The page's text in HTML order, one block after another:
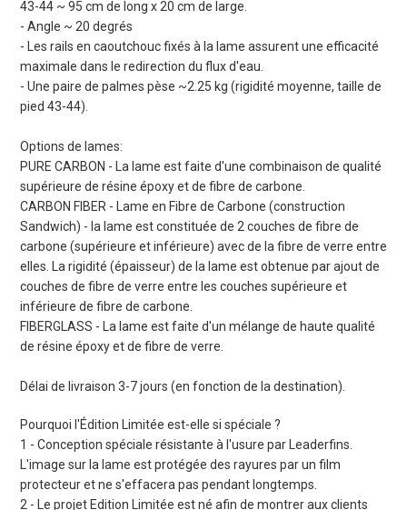
43-44 ~ 95 cm de long x 20 cm de large.
- Angle ~ 20 degrés
- Les rails en caoutchouc fixés à la lame assurent une efficacité
maximale dans le redirection du flux d'eau.
- Une paire de palmes pèse ~2.25 kg (rigidité moyenne, taille de
pied 43-44).
Options de lames:
PURE CARBON - La lame est faite d'une combinaison de qualité
supérieure de résine époxy et de fibre de carbone.
CARBON FIBER - Lame en Fibre de Carbone (construction
Sandwich) - la lame est constituée de 2 couches de fibre de
carbone (supérieure et inférieure) avec de la fibre de verre entre
elles. La rigidité (épaisseur) de la lame est obtenue par ajout de
couches de fibre de verre entre les couches supérieure et
inférieure de fibre de carbone.
FIBERGLASS - La lame est faite d'un mélange de haute qualité
de résine époxy et de fibre de verre.
Délai de livraison 3-7 jours (en fonction de la destination).
Pourquoi l'Édition Limitée est-elle si spéciale ?
1 - Conception spéciale résistante à l'usure par Leaderfins.
L'image sur la lame est protégée des rayures par un film
protecteur et ne s'effacera pas pendant longtemps.
2 - Le projet Edition Limitée est né afin de montrer aux clients